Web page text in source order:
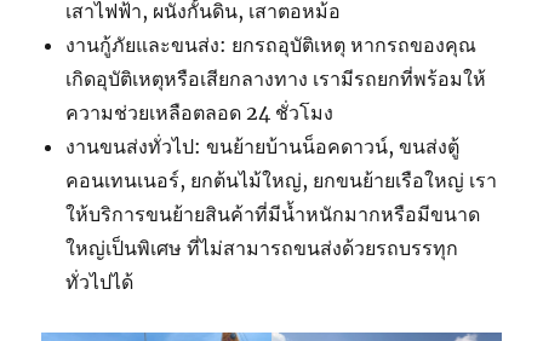
เสาไฟฟ้า, ผนังกั้นดิน, เสาตอหม้อ
งานกู้ภัยและขนส่ง: ยกรถอุบัติเหตุ หากรถของคุณ
เกิดอุบัติเหตุหรือเสียกลางทาง เรามีรถยกที่พร้อมให้
ความช่วยเหลือตลอด 24 ชั่วโมง
งานขนส่งทั่วไป: ขนย้ายบ้านน็อคดาวน์, ขนส่งตู้
คอนเทนเนอร์, ยกต้นไม้ใหญ่, ยกขนย้ายเรือใหญ่ เรา
ให้บริการขนย้ายสินค้าที่มีน้ำหนักมากหรือมีขนาด
ใหญ่เป็นพิเศษ ที่ไม่สามารถขนส่งด้วยรถบรรทุก
ทั่วไปได้